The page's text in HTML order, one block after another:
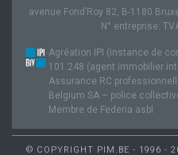
avenue Fond’Roy 82, B-1180
N° entreprise:
Agréation IPI (instance de
101.248 (agent immobilier
Assurance RC
Belgium SA – police
Membre de Federia asbl
© COPYRIGHT PIM.BE - 1996 -